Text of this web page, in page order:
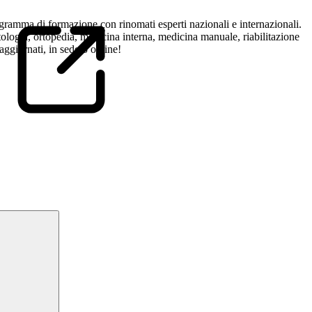
di formazione con rinomati esperti nazionali e internazionali.
ortopedia, medicina interna, medicina manuale, riabilitazione
in sede o online!